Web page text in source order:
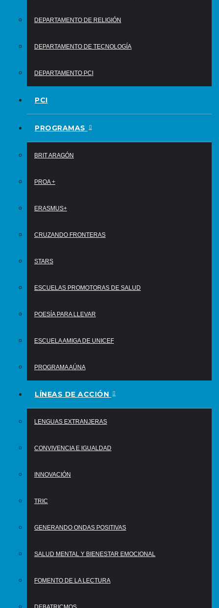
DEPARTAMENTO DE RELIGIÓN
DEPARTAMENTO DE TECNOLOGÍA
DEPARTAMENTO PCI
PCI
PROGRAMAS
BRIT ARAGÓN
PROA +
ERASMUS+
CRUZANDO FRONTERAS
STARS
ESCUELAS PROMOTORAS DE SALUD
POESÍA PARA LLEVAR
ESCUELA AMIGA DE UNICEF
PROGRAMA AÚNA
LÍNEAS DE ACCIÓN
LENGUAS EXTRANJERAS
CONVIVENCIA E IGUALDAD
INNOVACIÓN
TRIC
GENERANDO ONDAS POSITIVAS
SALUD MENTAL Y BIENESTAR EMOCIONAL
FOMENTO DE LA LECTURA